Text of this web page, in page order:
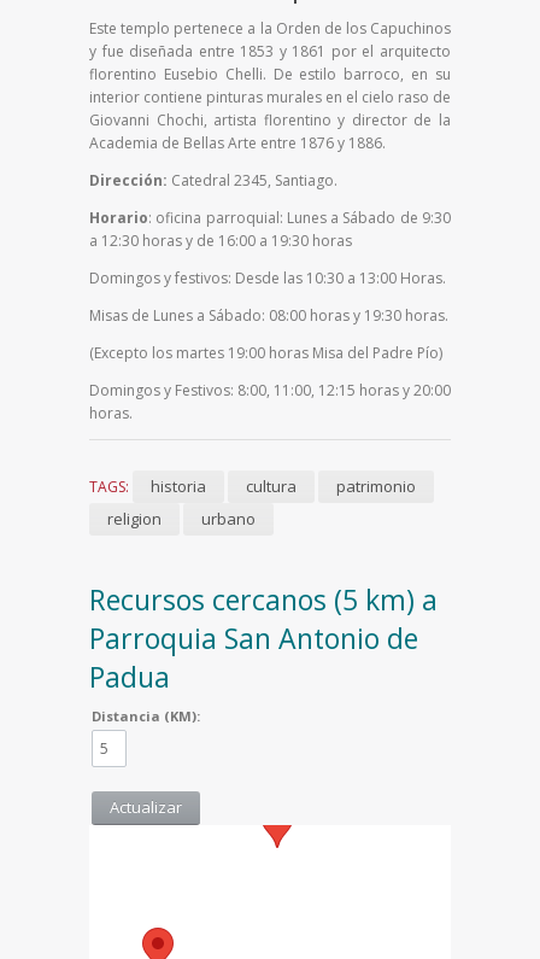
Este templo pertenece a la Orden de los Capuchinos
y fue diseñada entre 1853 y 1861 por el arquitecto
florentino Eusebio Chelli. De estilo barroco, en su
interior contiene pinturas murales en el cielo raso de
Giovanni Chochi, artista florentino y director de la
Academia de Bellas Arte entre 1876 y 1886.
Dirección: Catedral 2345, Santiago.
Horario: oficina parroquial: Lunes a Sábado de 9:30
a 12:30 horas y de 16:00 a 19:30 horas
Domingos y festivos: Desde las 10:30 a 13:00 Horas.
Misas de Lunes a Sábado: 08:00 horas y 19:30 horas.
(Excepto los martes 19:00 horas Misa del Padre Pío)
Domingos y Festivos: 8:00, 11:00, 12:15 horas y 20:00
horas.
TAGS: historia cultura
patrimonio
religion
urbano
Recursos cercanos (5 km) a
Parroquia San Antonio de
Padua
Distancia (KM):